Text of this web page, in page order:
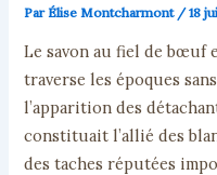
ParÉlise Montcharmont /18
Le savon au fiel de bœuf
traverse les époques
l’apparition des
constituait l’allié des
des taches réputées